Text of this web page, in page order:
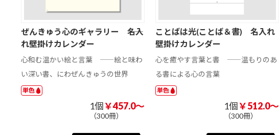
お菓子・駄菓子
デザート・スイ
ーツ
ラーメン うどん 焼きそば
チョコレート 鍋つゆ その他
101 ～ 200 円 201 ～ 300 円 401 ～ 500 円
アクリルキーホ
ルダー ボールチ
ェーン
アクリルキーホ
ルダー ナスカン
蓄光アクリルキ
ーホルダー ボー
蓄光アクリルキ
ーホルダー ナス
ホログラムアク
リルキーホルダ
アクリルスタン
アクリルマグネ
アクリルグッ
ぜんきゅう心のギャラリー ――名入
れ壁掛けカレンダー
心和む温かい絵と言葉 ――絵と味わ
い深い書、にわぜんきゅうの世界
単色
1個￥457.0～
（300冊）
ことばは光(ことば＆書) 名入れ
壁掛けカレンダー
心を癒やす言葉と書 ――温もりのあ
る書による心の言葉
単色
1個￥512.0～
（300冊）